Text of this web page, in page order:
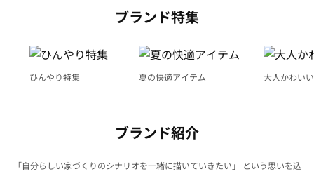
ブランド特集
ひんやり特集 夏の快適アイテム 大人かわい
ブランド紹介
「自分らしい家づくりのシナリオを一緒に描いていきたい」 という思いを込